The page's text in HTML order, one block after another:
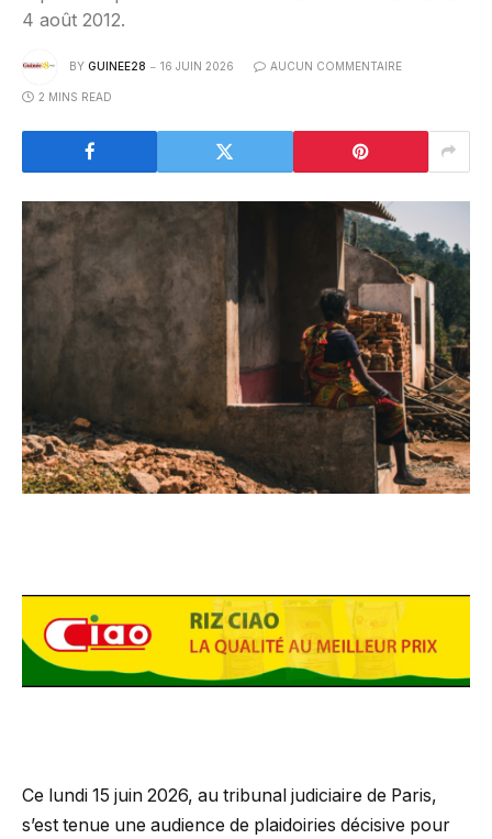
4 août 2012.
BY GUINEE28 16 JUIN 2026 AUCUN COMMENTAIRE
2 MINS READ
Ce lundi 15 juin 2026, au tribunal judiciaire de Paris,
s’est tenue une audience de plaidoiries décisive pour